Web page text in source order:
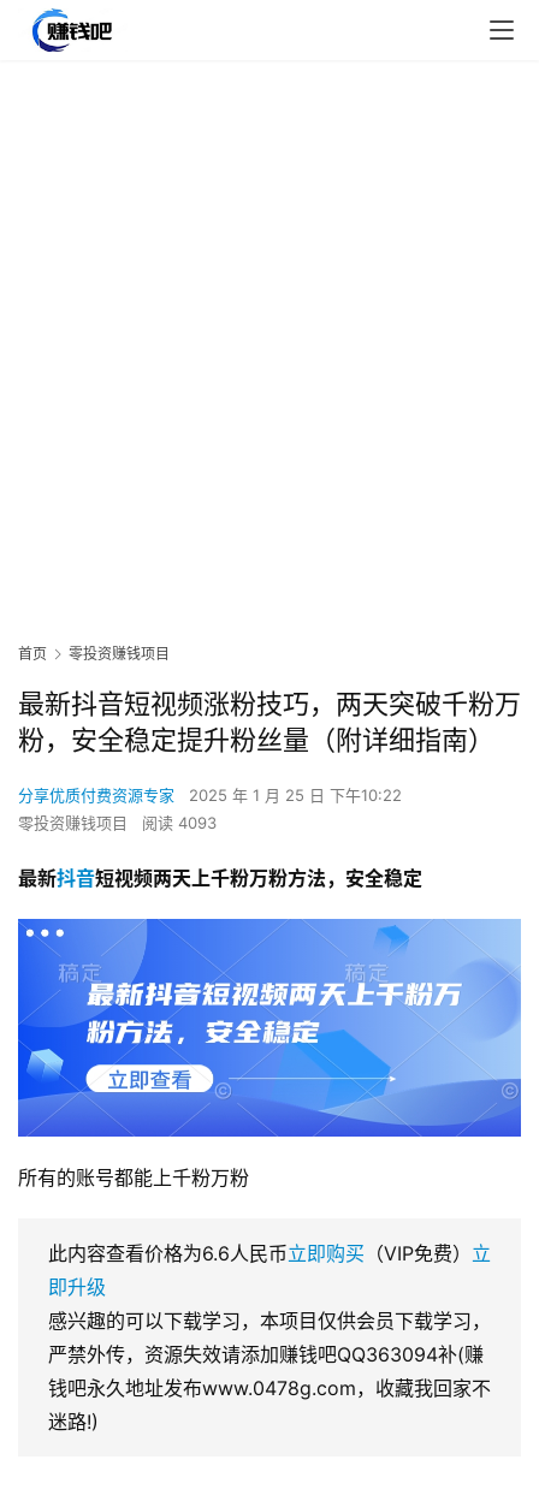
首页 零投资赚钱项目
最新抖音短视频涨粉技巧，两天突破千粉万
粉，安全稳定提升粉丝量（附详细指南）
分享优质付费资源专家
2025 年 1 月 25 日 下午10:22
零投资赚钱项目
阅读 4093
最新抖音短视频两天上千粉万粉方法，安全稳定
所有的账号都能上千粉万粉
此内容查看价格为6.6人民币立即购买 （VIP免费） 立
即升级
感兴趣的可以下载学习，本项目仅供会员下载学习，
严禁外传，资源失效请添加赚钱吧QQ363094补(赚
钱吧永久地址发布www.0478g.com，收藏我回家不
迷路!)